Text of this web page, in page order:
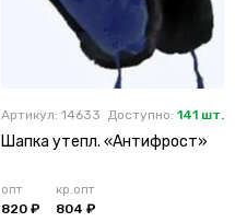
Артикул: 14633 Доступно: 141 шт.
Шапка утепл. «Антифрост»
опт
820 ₽
кр.опт
804 ₽